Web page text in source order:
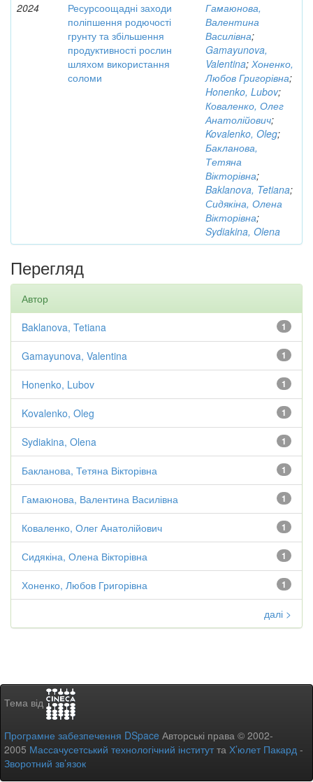
2024
Ресурсоощадні заходи
поліпшення родючості
грунту та збільшення
продуктивності рослин
шляхом використання
соломи
Гамаюнова,
Валентина
Василівна;
Gamayunova,
Valentina; Хоненко,
Любов Григорівна;
Honenko, Lubov;
Коваленко, Олег
Анатолійович;
Kovalenko, Oleg;
Бакланова,
Тетяна
Вікторівна;
Baklanova, Tetiana;
Сидякіна, Олена
Вікторівна;
Sydiakina, Olena
Перегляд
Автор
1
Baklanova, Tetiana
1
Gamayunova, Valentina
1
Honenko, Lubov
1
Kovalenko, Oleg
1
Sydiakina, Olena
1
Бакланова, Тетяна Вікторівна
1
Гамаюнова, Валентина Василівна
1
Коваленко, Олег Анатолійович
1
Сидякіна, Олена Вікторівна
1
Хоненко, Любов Григорівна
далі >
Тема від
Програмне забезпечення DSpace Авторські права © 2002-
2005 Массачусетський технологічний інститутта Х’юлет Пакард -
Зворотний зв’язок